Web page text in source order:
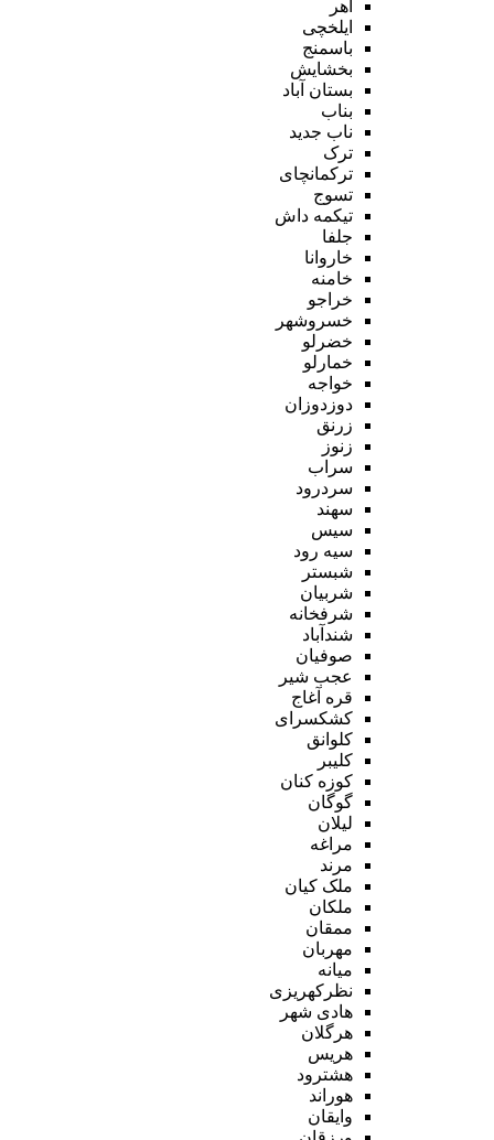
اهر
ایلخچی
باسمنج
بخشایش
بستان آباد
بناب
ناب جدید
ترک
ترکمانچای
تسوج
تیکمه داش
جلفا
خاروانا
خامنه
خراجو
خسروشهر
خضرلو
خمارلو
خواجه
دوزدوزان
زرنق
زنوز
سراب
سردرود
سهند
سیس
سیه رود
شبستر
شربیان
شرفخانه
شندآباد
صوفیان
عجب شیر
قره آغاج
کشکسرای
کلوانق
کلیبر
کوزه کنان
گوگان
لیلان
مراغه
مرند
ملک کیان
ملکان
ممقان
مهربان
میانه
نظرکهریزی
هادی شهر
هرگلان
هریس
هشترود
هوراند
وایقان